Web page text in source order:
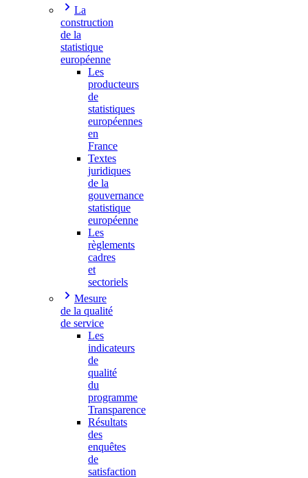
La
construction
de la
statistique
européenne
Les
producteurs
de
statistiques
européennes
en
France
Textes
juridiques
de la
gouvernance
statistique
européenne
Les
règlements
cadres
et
sectoriels
Mesure
de la qualité
de service
Les
indicateurs
de
qualité
du
programme
Transparence
Résultats
des
enquêtes
de
satisfaction